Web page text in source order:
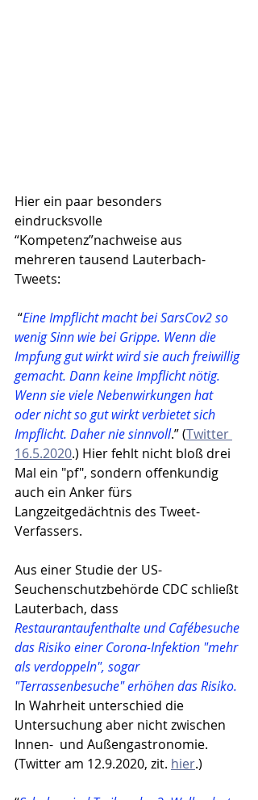
Hier ein paar besonders
eindrucksvolle
“Kompetenz”nachweise aus
mehreren tausend Lauterbach-
Tweets:
“Eine Impflicht macht bei SarsCov2 so
wenig Sinn wie bei Grippe. Wenn die
Impfung gut wirkt wird sie auch freiwillig
gemacht. Dann keine Impflicht nötig.
Wenn sie viele Nebenwirkungen hat
oder nicht so gut wirkt verbietet sich
Impflicht. Daher nie sinnvoll.” (Twitter
16.5.2020.) Hier fehlt nicht bloß drei
Mal ein "pf", sondern offenkundig
auch ein Anker fürs
Langzeitgedächtnis des Tweet-
Verfassers.
Aus einer Studie der US-
Seuchenschutzbehörde CDC schließt
Lauterbach, dass
Restaurantaufenthalte und Cafébesuche
das Risiko einer Corona-Infektion "mehr
als verdoppeln", sogar
"Terrassenbesuche" erhöhen das Risiko.
In Wahrheit unterschied die
Untersuchung aber nicht zwischen
Innen-  und Außengastronomie.
(Twitter am 12.9.2020, zit. hier.)